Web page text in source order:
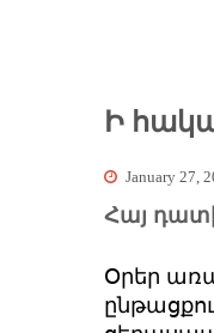
Ի
January 27,
Հայ
Օրեր